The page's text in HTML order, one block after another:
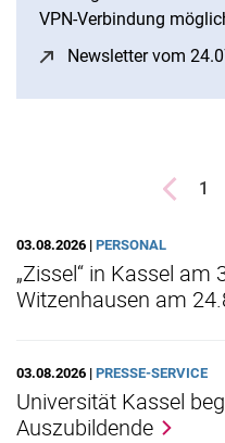
VPN-Verbindung
Newsletter vom
vorherige Seite
1
03.08.2026 | PERSONAL
„Zissel“ in Kassel
Witzenhausen am
03.08.2026 | PRESSE-SERVICE
Universität Kassel
Auszubildende